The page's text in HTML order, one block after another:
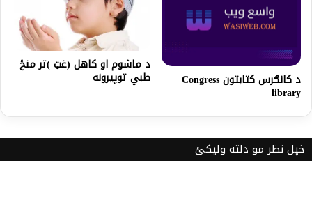
د کانګرس کتابتون Congress
library
د ماشوم او کاهل (غټ )تر منځ
طبي توپیرونه
خپل نظر مو دلته ولیکئ